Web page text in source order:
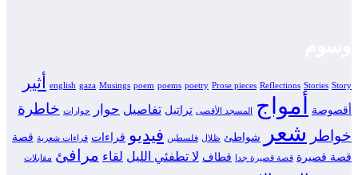
english gaza Musings poem poems poetry Prose pieces Reflections Stories Story أثير
أقصوصة أمواج المسجد الأقصى تراتيل تفاصيل حوار حوارات خاطرة
خواطر شعر شواطئ ظلال فلسطين فيديو قراءات قراءات شعرية قصة
قصة قصيرة قصة قصيرة جدا قطاف لا تطفئي الليل لقاء مرافئ مقابلات